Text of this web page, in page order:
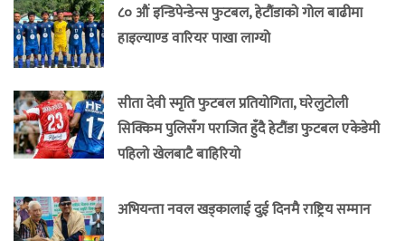
८० औं इन्डिपेन्डेन्स फुटबल, हेटौंडाको गोल बाढीमा
हाइल्याण्ड वारियर पाखा लाग्यो
सीता देवी स्मृति फुटबल प्रतियोगिता, घरेलुटोली
सिक्किम पुलिसँग पराजित हुँदै हेटौंडा फुटबल एकेडेमी
पहिलो खेलबाटै बाहिरियो
अभियन्ता नवल खड्कालाई दुई दिनमै राष्ट्रिय सम्मान